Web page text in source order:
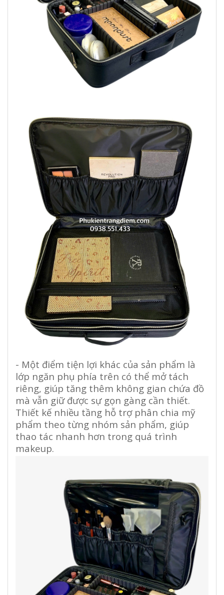
- Một điểm tiện lợi khác của sản phẩm là
lớp ngăn phụ phía trên có thể mở tách
riêng, giúp tăng thêm không gian chứa đồ
mà vẫn giữ được sự gọn gàng cần thiết.
Thiết kế nhiều tầng hỗ trợ phân chia mỹ
phẩm theo từng nhóm sản phẩm, giúp
thao tác nhanh hơn trong quá trình
makeup.